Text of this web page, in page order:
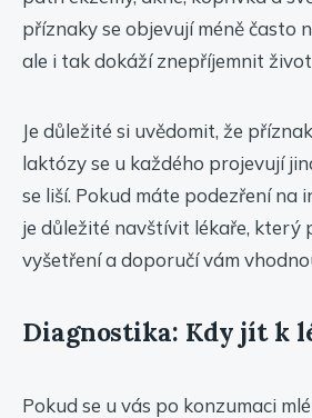
příznaky se objevují méně často
ale i tak dokáží znepříjemnit
Je důležité si uvědomit, že
laktózy se u každého projevují
se liší. Pokud máte podezření na
je důležité navštívit lékaře, který
vyšetření a doporučí vám
Diagnostika: Kdy jít k
Pokud se u vás po konzumaci